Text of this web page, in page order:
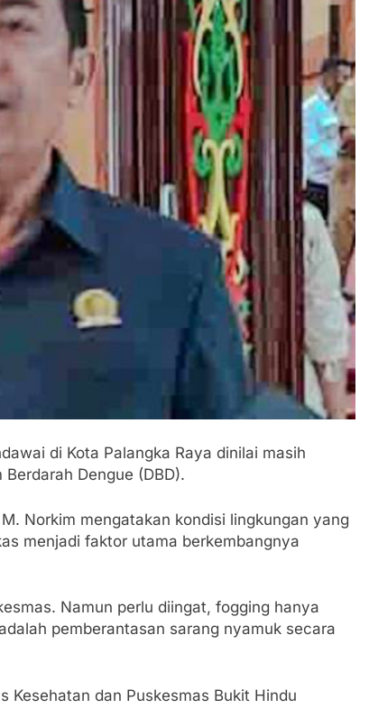
di Kota Palangka Raya dinilai masih
Dengue (DBD).
Norkim mengatakan kondisi lingkungan yang
menjadi faktor utama berkembangnya
Namun perlu diingat, fogging hanya
pemberantasan sarang nyamuk secara
Kesehatan dan Puskesmas Bukit Hindu